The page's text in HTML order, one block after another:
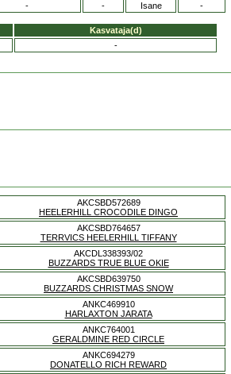
- - Isane -
Kasvataja(d)
-
AKCSBD572689
HEELERHILL CROCODILE DINGO
AKCSBD764657
TERRVICS HEELERHILL TIFFANY
AKCDL338393/02
BUZZARDS TRUE BLUE OKIE
AKCSBD639750
BUZZARDS CHRISTMAS SNOW
ANKC469910
HARLAXTON JARATA
ANKC764001
GERALDMINE RED CIRCLE
ANKC694279
DONATELLO RICH REWARD